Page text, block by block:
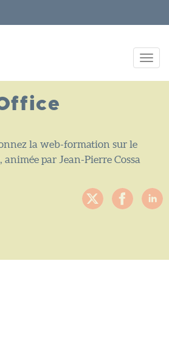
la web-formation sur le
par Jean-Pierre Cossa